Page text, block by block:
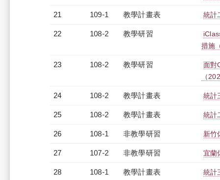
21 109-1 教學計畫表 統計
22 108-2 教學研習
措施
23 108-2 教學研習
面對
（
24 108-2 教學計畫表 統計
25 108-2 教學計畫表 統計
26 108-1 非教學研習 新竹
27 107-2 非教學研習 宜蘭
28 108-1 教學計畫表 統計